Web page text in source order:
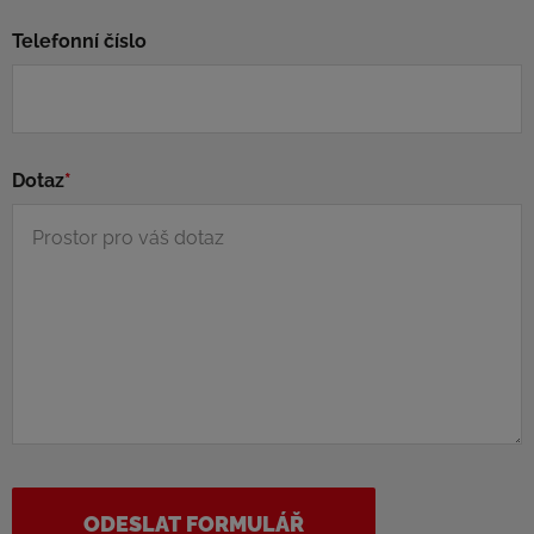
Telefonní číslo
Dotaz*
ODESLAT FORMULÁŘ